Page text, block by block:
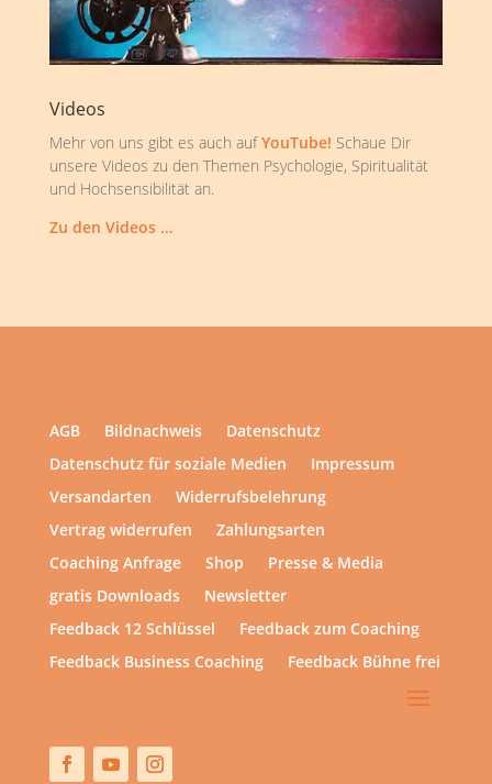
Videos
Mehr von uns gibt es auch aufYouTube! Schaue Dir
unsere Videos zu den Themen Psychologie, Spiritualität
und Hochsensibilität an.
Zu den Videos …
AGB Bildnachweis
Datenschutz
Datenschutz für soziale Medien
Impressum
Versandarten
Widerrufsbelehrung
Vertrag widerrufen
Zahlungsarten
Coaching Anfrage
Shop
Presse & Media
gratis Downloads
Newsletter
Feedback 12 Schlüssel
Feedback zum Coaching
Feedback Business Coaching
Feedback Bühne frei